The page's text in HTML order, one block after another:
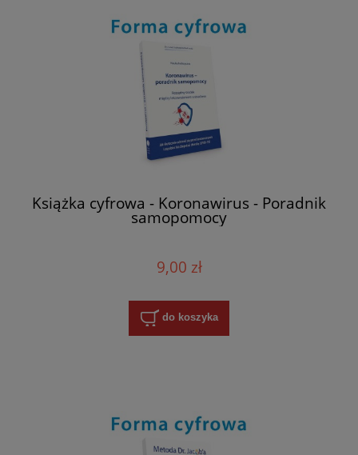
Książka cyfrowa - Koronawirus - Poradnik
samopomocy
9,00 zł
do koszyka